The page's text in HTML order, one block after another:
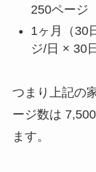
250ページ
1ヶ月（30
ジ/日 × 30
つまり上記の
ージ数は
ます。